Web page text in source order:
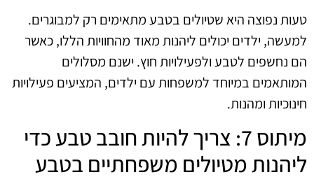
טעות נפוצה היא שטיולים בטבע מתאימים רק למבוגרים.
למעשה, ילדים יכולים ליהנות מאוד מהחוויות הללו, כאשר
הם נחשפים לטבע ולפעילויות חוץ. ישנם מסלולים
המותאמים במיוחד למשפחות עם ילדים, המציעים פעילויות
חינוכיות ומהנות.
מיתוס 7: צריך להיות חובב טבע כדי
ליהנות מטיולים משפחתיים בטבע